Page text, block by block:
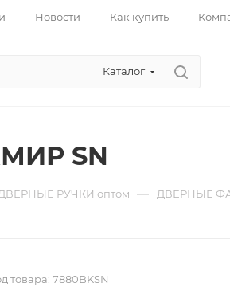
Новости Как купить
Каталог
SN
РУЧКИ оптом — ДВЕРНЫЕ
товара: 7880BKSN